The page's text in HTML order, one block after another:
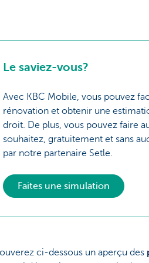
Le saviez-vous?
Avec KBC Mobile, vous pouvez
rénovation et obtenir une
droit. De plus, vous pouvez faire
souhaitez, gratuitement et sans
par notre partenaire Setle.
Faites une simulation
ci-dessous un aperçu des